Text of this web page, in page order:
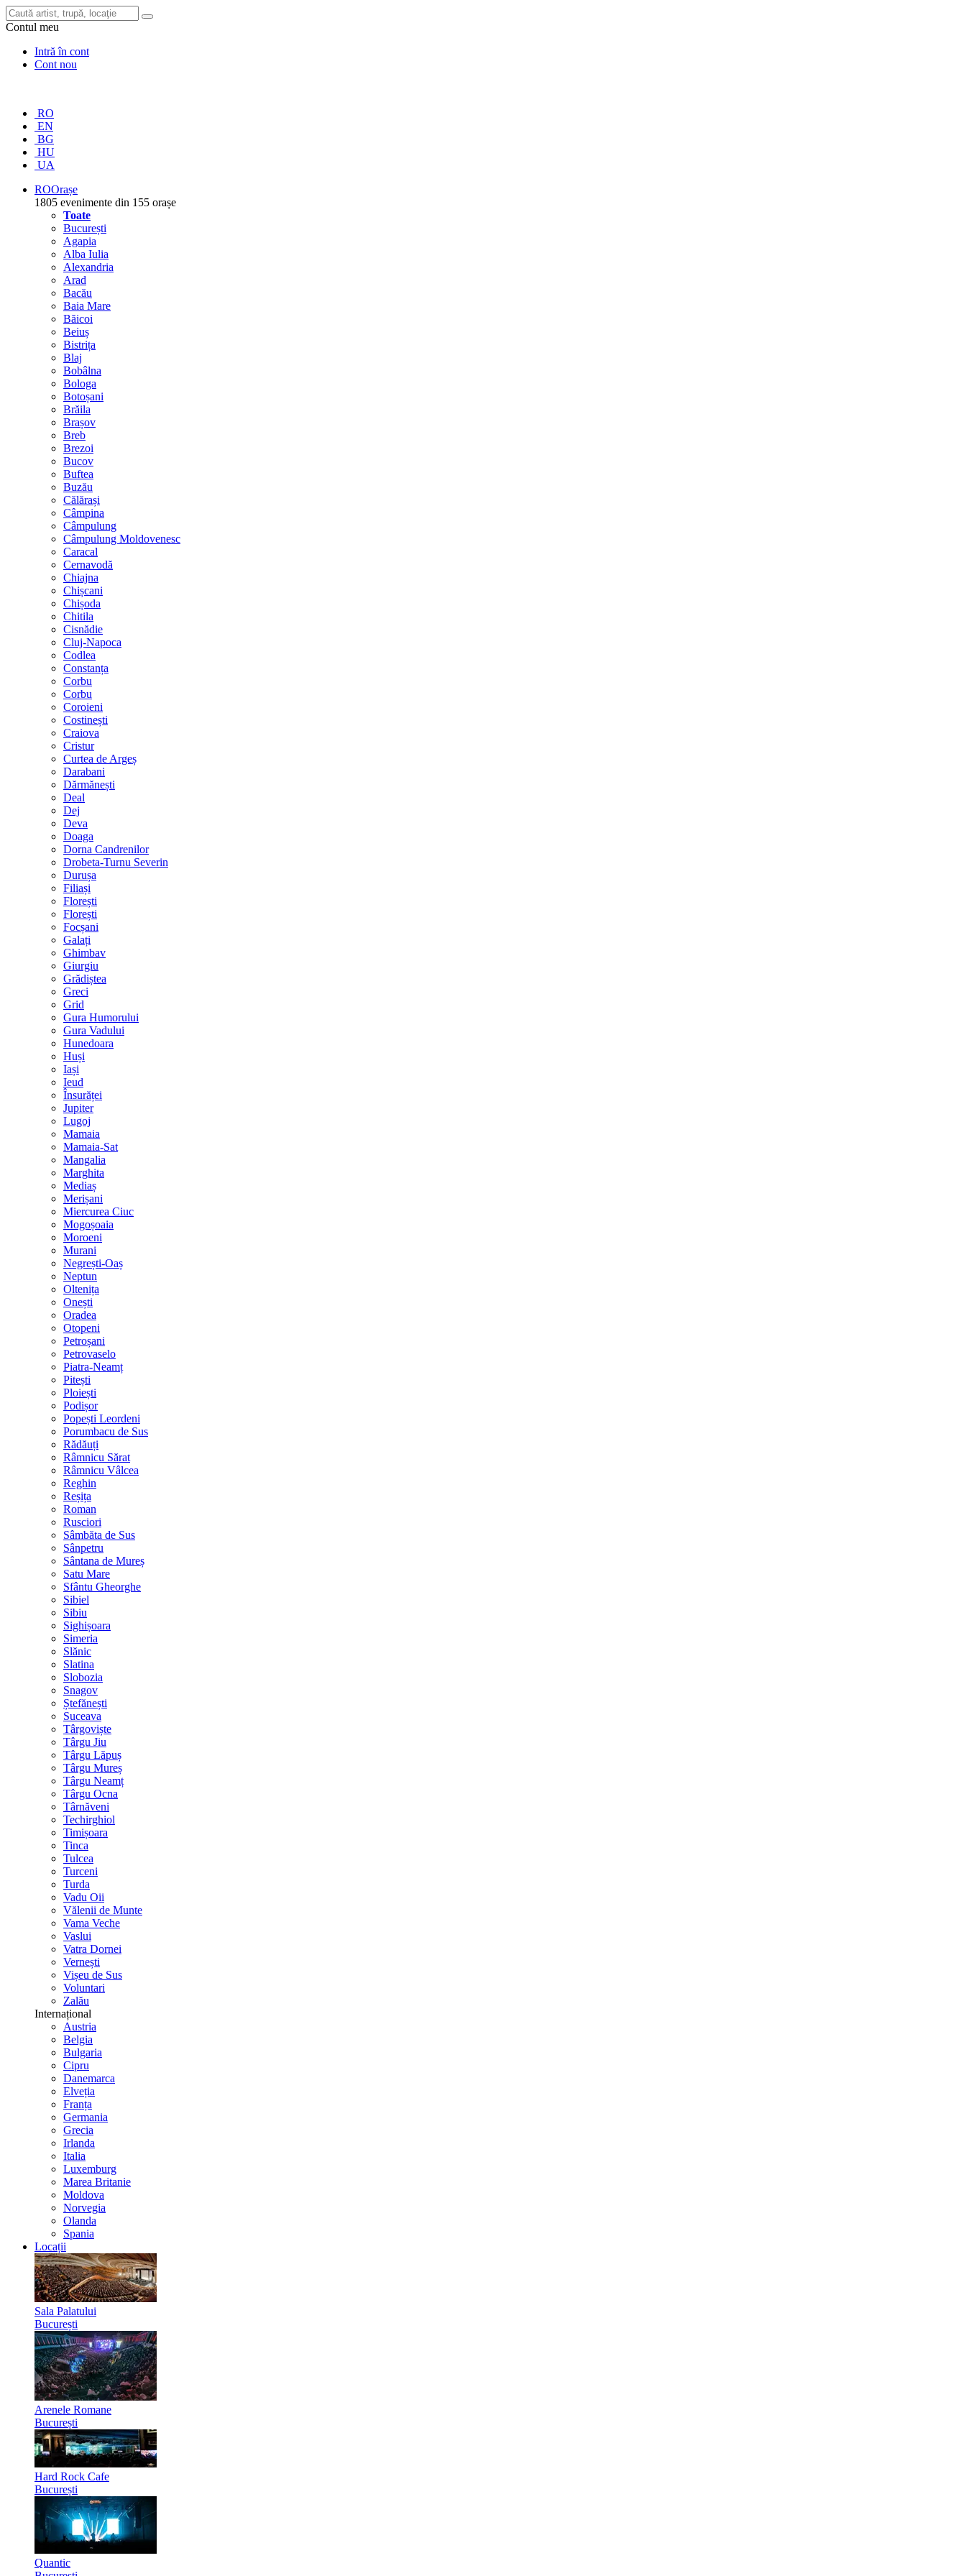
Contul meu
Intră în cont
Cont nou
RO
EN
BG
HU
UA
ROOrașe
1805 evenimente din 155 orașe
Toate
București
Agapia
Alba Iulia
Alexandria
Arad
Bacău
Baia Mare
Băicoi
Beiuș
Bistrița
Blaj
Bobâlna
Bologa
Botoșani
Brăila
Brașov
Breb
Brezoi
Bucov
Buftea
Buzău
Călărași
Câmpina
Câmpulung
Câmpulung Moldovenesc
Caracal
Cernavodă
Chiajna
Chișcani
Chișoda
Chitila
Cisnădie
Cluj-Napoca
Codlea
Constanța
Corbu
Corbu
Coroieni
Costinești
Craiova
Cristur
Curtea de Argeș
Darabani
Dărmănești
Deal
Dej
Deva
Doaga
Dorna Candrenilor
Drobeta-Turnu Severin
Durușa
Filiași
Florești
Florești
Focșani
Galați
Ghimbav
Giurgiu
Grădiștea
Greci
Grid
Gura Humorului
Gura Vadului
Hunedoara
Huși
Iași
Ieud
Însurăței
Jupiter
Lugoj
Mamaia
Mamaia-Sat
Mangalia
Marghita
Mediaș
Merișani
Miercurea Ciuc
Mogoșoaia
Moroeni
Murani
Negrești-Oaș
Neptun
Oltenița
Onești
Oradea
Otopeni
Petroșani
Petrovaselo
Piatra-Neamț
Pitești
Ploiești
Podișor
Popești Leordeni
Porumbacu de Sus
Rădăuți
Râmnicu Sărat
Râmnicu Vâlcea
Reghin
Reșița
Roman
Rusciori
Sâmbăta de Sus
Sânpetru
Sântana de Mureș
Satu Mare
Sfântu Gheorghe
Sibiel
Sibiu
Sighișoara
Simeria
Slănic
Slatina
Slobozia
Snagov
Ștefănești
Suceava
Târgoviște
Târgu Jiu
Târgu Lăpuș
Târgu Mureș
Târgu Neamț
Târgu Ocna
Târnăveni
Techirghiol
Timișoara
Tinca
Tulcea
Turceni
Turda
Vadu Oii
Vălenii de Munte
Vama Veche
Vaslui
Vatra Dornei
Vernești
Vișeu de Sus
Voluntari
Zalău
Internațional
Austria
Belgia
Bulgaria
Cipru
Danemarca
Elveția
Franța
Germania
Grecia
Irlanda
Italia
Luxemburg
Marea Britanie
Moldova
Norvegia
Olanda
Spania
Locații
Sala Palatului
București
Arenele Romane
București
Hard Rock Cafe
București
Quantic